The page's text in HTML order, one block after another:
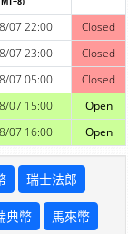
07 22:00
Closed
07 23:00
Closed
07 05:00
Closed
07 15:00
Open
07 16:00 Open
瑞士法郎
典幣 馬來幣